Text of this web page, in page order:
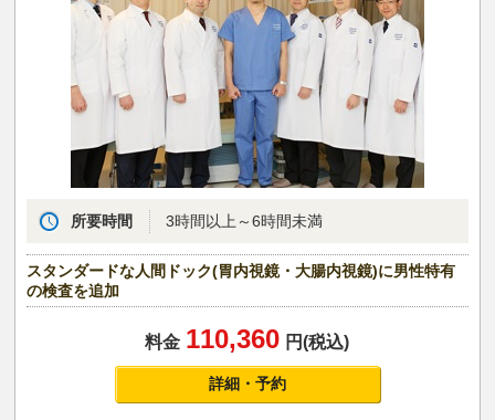
所要時間 3時間以上～6時間未満
スタンダードな人間ドック(胃内視鏡・大腸内視鏡)に男性特有
の検査を追加
料金 110,360 円(税込)
詳細・予約